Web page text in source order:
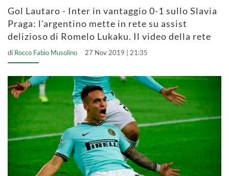
Gol Lautaro - Inter in vantaggio 0-1 sullo Slavia
Praga: l'argentino mette in rete su assist
delizioso di Romelo Lukaku. Il video della rete
di Rocco Fabio Musolino 27 Nov 2019 | 21:35